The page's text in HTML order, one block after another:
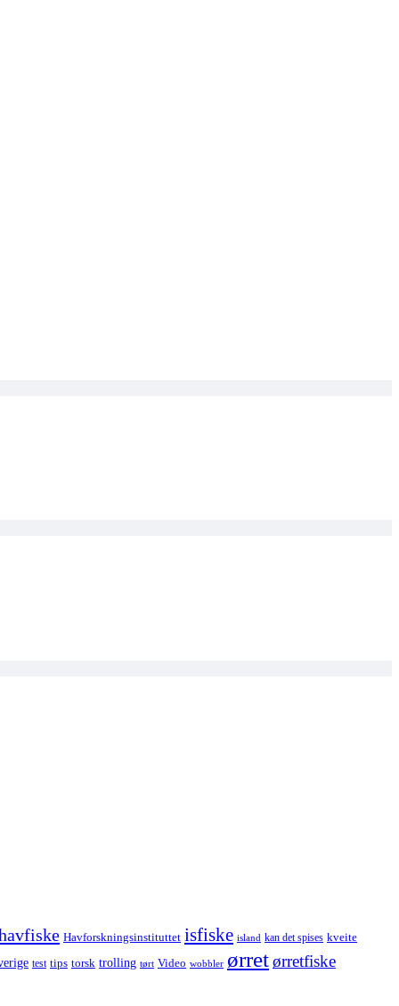
Havforskningsinstituttet isfiske island kan det spises kveite
test tips torsk trolling tørt Video wobbler ørretørretfiske